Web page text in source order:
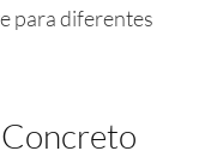
para diferentes